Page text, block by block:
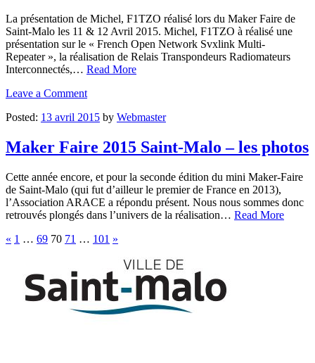
La présentation de Michel, F1TZO réalisé lors du Maker Faire de
Saint-Malo les 11 & 12 Avril 2015. Michel, F1TZO à réalisé une
présentation sur le « French Open Network Svxlink Multi-
Repeater », la réalisation de Relais Transpondeurs Radiomateurs
Interconnectés,… Read More
Leave a Comment
Posted: 13 avril 2015 by Webmaster
Maker Faire 2015 Saint-Malo – les photos
Cette année encore, et pour la seconde édition du mini Maker-Faire
de Saint-Malo (qui fut d’ailleur le premier de France en 2013),
l’Association ARACE a répondu présent. Nous nous sommes donc
retrouvés plongés dans l’univers de la réalisation… Read More
Pagination
publications
« 1 … 69 70 71 … 101 »